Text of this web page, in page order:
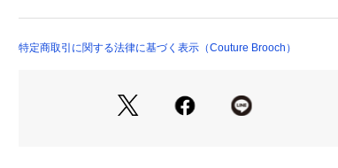
環境により、若干製品と画像のカラーが異なる場合もご
特定商取引に関する法律に基づく表示（Couture Brooch）